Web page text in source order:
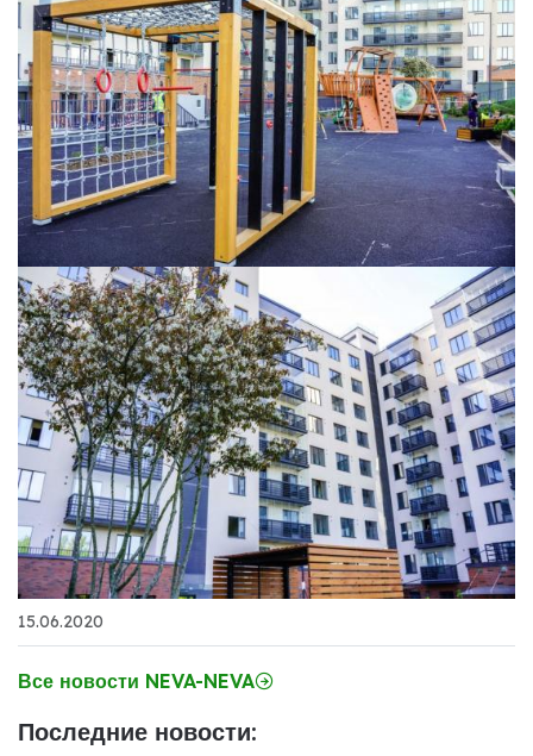
15.06.2020
Все новости NEVA-NEVA
Последние новости: